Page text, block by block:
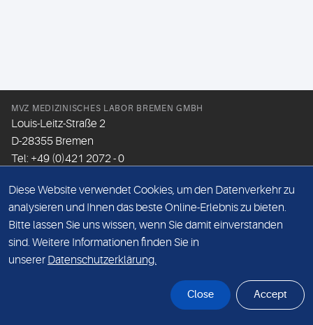
MVZ MEDIZINISCHES LABOR BREMEN GMBH
Louis-Leitz-Straße 2
D-28355 Bremen
Tel: +49 (0)421 2072 - 0
Email:info@mlhb.de
DATENSCHUTZ
IMPRESSUM
Diese Website verwendet Cookies, um den Datenverkehr zu
analysieren und Ihnen das beste Online-Erlebnis zu bieten.
Bitte lassen Sie uns wissen, wenn Sie damit einverstanden
sind. Weitere Informationen finden Sie in
unserer Datenschutzerklärung.
Close Accept